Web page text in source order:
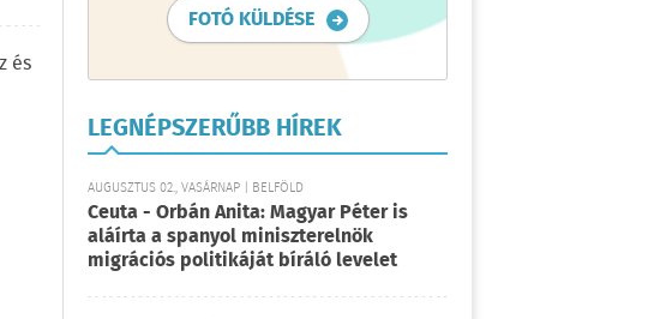
és
FOTÓ KÜLDÉSE
LEGNÉPSZERŰBB HÍREK
AUGUSZTUS 02., VASÁRNAP | BELFÖLD
Ceuta - Orbán Anita: Magyar Péter is
aláírta a spanyol miniszterelnök
migrációs politikáját bíráló levelet